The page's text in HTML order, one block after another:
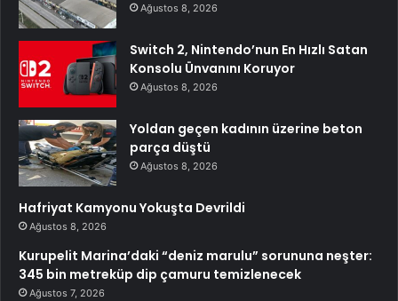
Ağustos 8, 2026
Switch 2, Nintendo’nun En Hızlı Satan
Konsolu Ünvanını Koruyor
Ağustos 8, 2026
Yoldan geçen kadının üzerine beton
parça düştü
Ağustos 8, 2026
Hafriyat Kamyonu Yokuşta Devrildi
Ağustos 8, 2026
Kurupelit Marina’daki “deniz marulu” sorununa neşter:
345 bin metreküp dip çamuru temizlenecek
Ağustos 7, 2026